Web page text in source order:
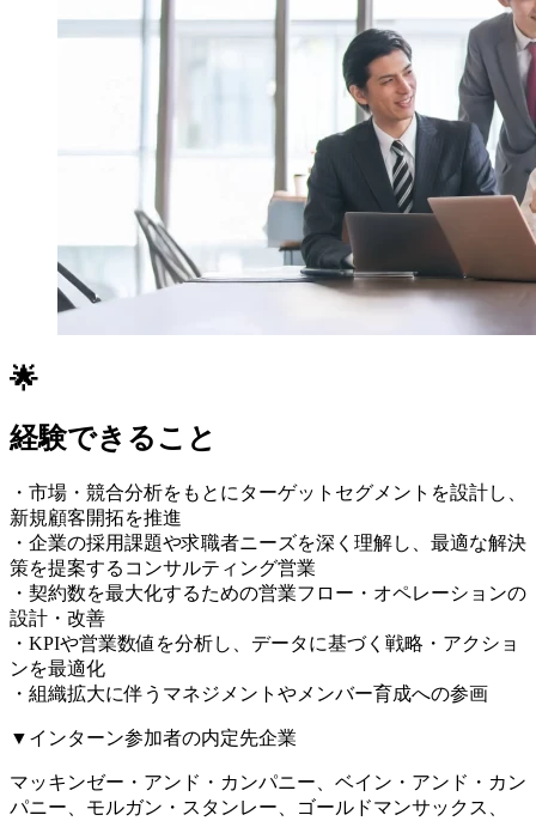
🌟
経験できること
・市場・競合分析をもとにターゲットセグメントを設計し、
新規顧客開拓を推進
・企業の採用課題や求職者ニーズを深く理解し、最適な解決
策を提案するコンサルティング営業
・契約数を最大化するための営業フロー・オペレーションの
設計・改善
・KPIや営業数値を分析し、データに基づく戦略・アクショ
ンを最適化
・組織拡大に伴うマネジメントやメンバー育成への参画
▼インターン参加者の内定先企業
マッキンゼー・アンド・カンパニー、ベイン・アンド・カン
パニー、モルガン・スタンレー、ゴールドマンサックス、